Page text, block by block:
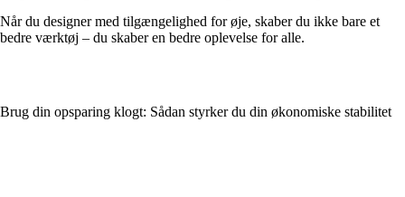
Når du designer med tilgængelighed for øje, skaber du ikke bare et
bedre værktøj – du skaber en bedre oplevelse for alle.
Brug din opsparing klogt: Sådan styrker du din økonomiske stabilitet